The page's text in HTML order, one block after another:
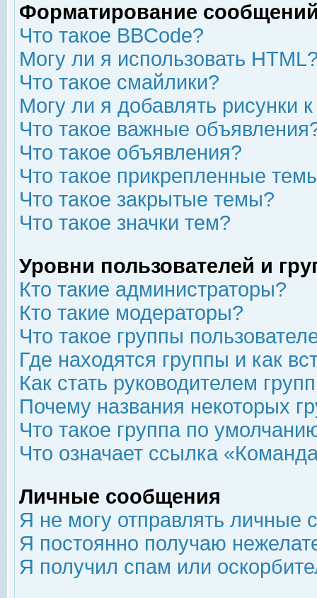
Форматирование
Что такое BBCode?
Могу ли я использовать
Что такое смайлики?
Могу ли я добавлять рисунки
Что такое важные
Что такое объявления?
Что такое прикрепленные
Что такое закрытые темы?
Что такое значки тем?
Уровни пользователей и
Кто такие администраторы?
Кто такие модераторы?
Что такое группы
Где находятся группы и как
Как стать руководителем
Почему названия некоторых
Что такое группа по
Что означает ссылка
Личные сообщения
Я не могу отправлять личные
Я постоянно получаю
Я получил спам или